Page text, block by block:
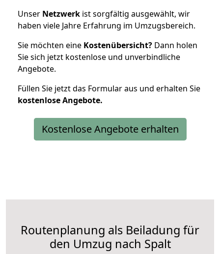
Unser Netzwerk ist sorgfältig ausgewählt, wir
haben viele Jahre Erfahrung im Umzugsbereich.
Sie möchten eine Kostenübersicht? Dann holen
Sie sich jetzt kostenlose und unverbindliche
Angebote.
Füllen Sie jetzt das Formular aus und erhalten Sie
kostenloseAngebote.
Kostenlose Angebote erhalten
Routenplanung als Beiladung für
den Umzug nach Spalt